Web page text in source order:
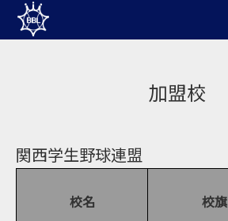
加盟校
関西学生野球連盟
校名 校旗